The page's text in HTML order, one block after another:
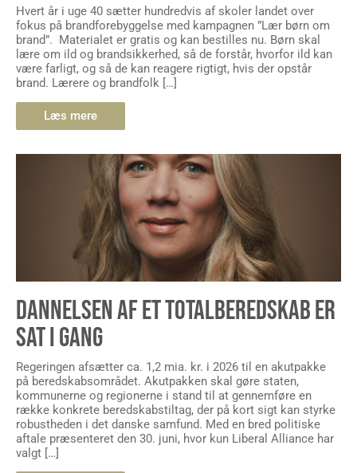
Hvert år i uge 40 sætter hundredvis af skoler landet over
fokus på brandforebyggelse med kampagnen ”Lær børn om
brand”. Materialet er gratis og kan bestilles nu. Børn skal
lære om ild og brandsikkerhed, så de forstår, hvorfor ild kan
være farligt, og så de kan reagere rigtigt, hvis der opstår
brand. Lærere og brandfolk […]
Læs mere
DANNELSEN AF ET TOTALBEREDSKAB ER
SAT I GANG
Regeringen afsætter ca. 1,2 mia. kr. i 2026 til en akutpakke
på beredskabsområdet. Akutpakken skal gøre staten,
kommunerne og regionerne i stand til at gennemføre en
række konkrete beredskabstiltag, der på kort sigt kan styrke
robustheden i det danske samfund. Med en bred politiske
aftale præsenteret den 30. juni, hvor kun Liberal Alliance har
valgt […]